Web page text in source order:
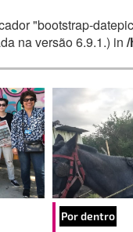
"bootstrap-
na versão 6.9.1.) in
Por dentro